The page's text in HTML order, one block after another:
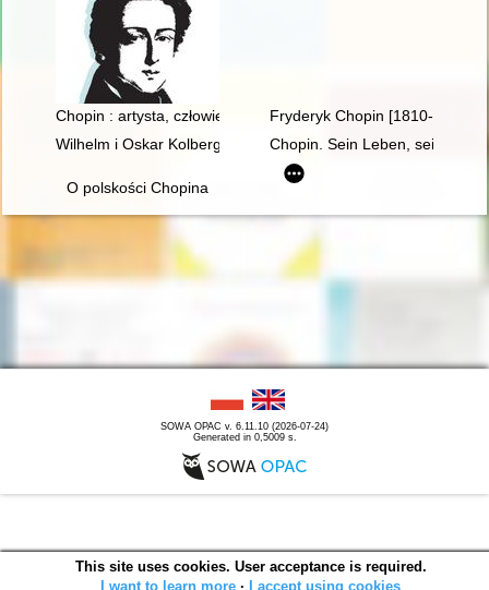
Chopin : artysta, człowiek
Fryderyk Chopin [1810-1849].
Wilhelm i Oskar Kolbergowie - zarys życia i przyjaźni z
Chopin. Sein Leben, sein
O polskości Chopina
SOWA OPAC v. 6.11.10 (2026-07-24)
Generated in 0,5009 s.
This site uses cookies. User acceptance is required.
I want to learn more ∙ I accept using cookies